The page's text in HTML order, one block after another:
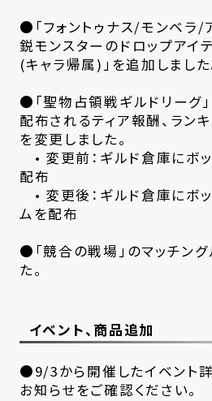
●「フォントゥナス/モンベラ/
鋭モンスターのドロップアイ
(キャラ帰属)」を追加しました
●「聖物占領戦ギルドリーグ
配布されるティア報酬、ラン
を変更しました。
• 変更前：ギルド倉庫にボ
配布
• 変更後：ギルド倉庫にボ
ムを配布
●「競合の戦場」のマッチン
た。
イベント、商品追加
●9/3から開催したイベント
お知らせをご確認ください。